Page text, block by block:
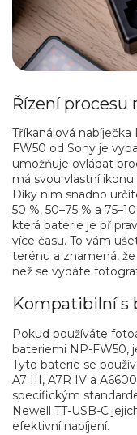
Řízení procesu
Tříkanálová
FW50 od Sony je
umožňuje ovládat
má svou vlastní
Díky nim snadno
50 %, 50–75 % a
která baterie je
více času. To vám
terénu a znamená,
než se vydáte
Kompatibilní s
Pokud používáte
bateriemi NP-FW50,
Tyto baterie se
A7 III, A7R IV a
specifickým
Newell TT-USB-C
efektivní nabíjení.